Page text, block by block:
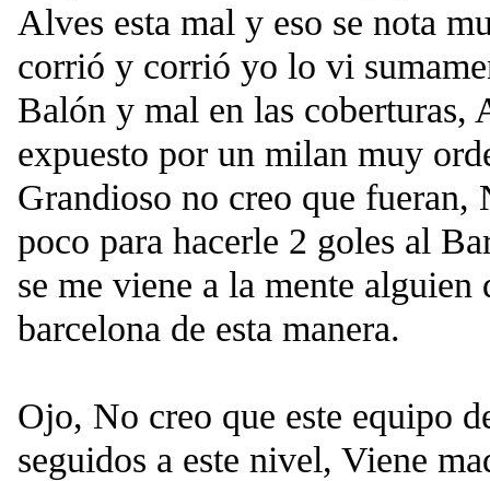
Alves esta mal y eso se nota
corrió y corrió yo lo vi
Balón y mal en las coberturas,
expuesto por un milan muy
Grandioso no creo que fueran,
poco para hacerle 2 goles al
se me viene a la mente alguien
barcelona de esta manera.
Ojo, No creo que este equipo
seguidos a este nivel, Viene